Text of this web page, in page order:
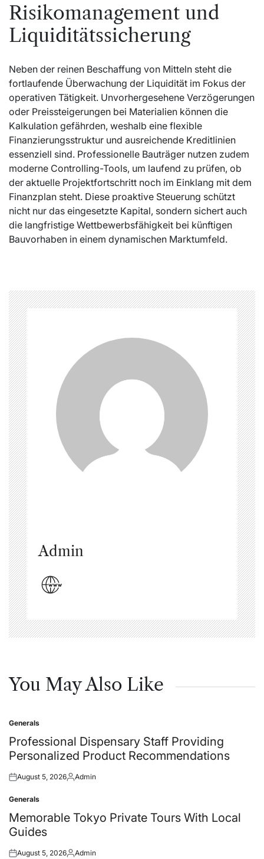
Risikomanagement und
Liquiditätssicherung
Neben der reinen Beschaffung von Mitteln steht die
fortlaufende Überwachung der Liquidität im Fokus der
operativen Tätigkeit. Unvorhergesehene Verzögerungen
oder Preissteigerungen bei Materialien können die
Kalkulation gefährden, weshalb eine flexible
Finanzierungsstruktur und ausreichende Kreditlinien
essenziell sind. Professionelle Bauträger nutzen zudem
moderne Controlling-Tools, um laufend zu prüfen, ob
der aktuelle Projektfortschritt noch im Einklang mit dem
Finanzplan steht. Diese proaktive Steuerung schützt
nicht nur das eingesetzte Kapital, sondern sichert auch
die langfristige Wettbewerbsfähigkeit bei künftigen
Bauvorhaben in einem dynamischen Marktumfeld.
Admin
You May Also Like
Posted
in
Generals
Professional Dispensary Staff Providing
Personalized Product Recommendations
Posted
August 5, 2026Posted
Admin
Posted
in
Generals
Memorable Tokyo Private Tours With Local
Guides
Posted
August 5, 2026Posted
Admin